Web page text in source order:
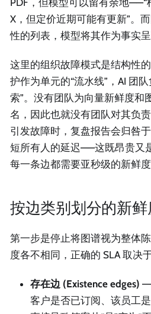
X，但定价近期可能有更新”。
性的列表，模型将其作为事实呈
这里的组织故障模式是结构性
护作为单元的“流水线”，AI 团
索”。没有团队为向量新鲜度和
名，因此也就没有团队对其负
引发故障时，复盘报告会归咎
短所有人的延迟——这既昂贵又
每一条边都需要亚秒级的新鲜度
按边类别划分的新鲜
第一步是停止将图谱视为整体
度各不相同，正确的 SLA 取决
存在边 (Existence edges)
客户是否已订阅、该员工